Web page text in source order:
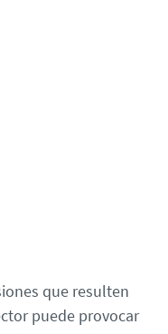
que resulten
puede provocar